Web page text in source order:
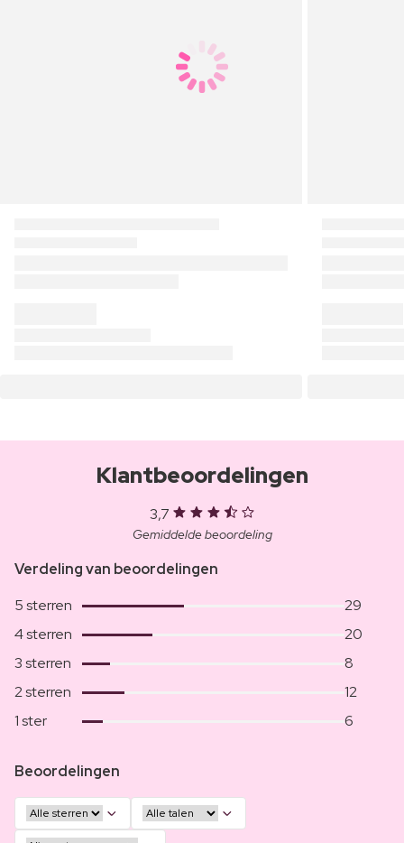
Klantbeoordelingen
3,7
Gemiddelde beoordeling
Verdeling van beoordelingen
5 sterren
29
4 sterren
20
3 sterren
8
2 sterren
12
1 ster
6
Beoordelingen